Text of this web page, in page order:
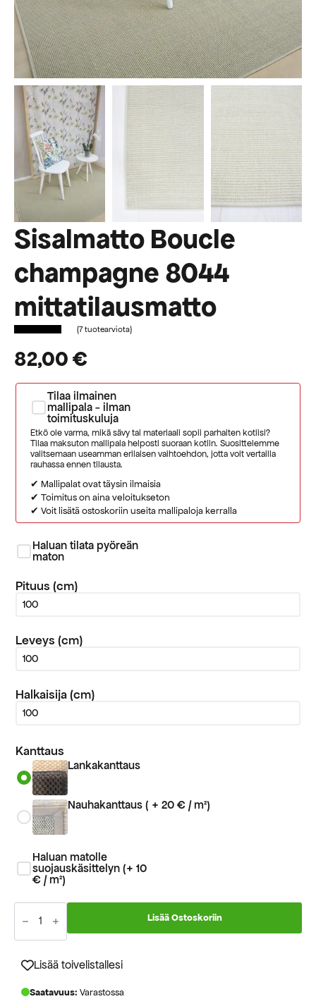
Sisalmatto Boucle
champagne 8044
mittatilausmatto
(7tuotearviota)
82,00€
Tilaa ilmainen
mallipala - ilman
toimituskuluja
Etkö ole varma, mikä sävy tai materiaali sopii parhaiten kotiisi?
Tilaa maksuton mallipala helposti suoraan kotiin. Suosittelemme
valitsemaan useamman erilaisen vaihtoehdon, jotta voit vertailla
rauhassa ennen tilausta.
✔ Mallipalat ovat täysin ilmaisia
✔ Toimitus on aina veloitukseton
✔ Voit lisätä ostoskoriin useita mallipaloja kerralla
Haluan tilata pyöreän
maton
Pituus (cm)
Leveys (cm)
Halkaisija (cm)
Kanttaus
Lankakanttaus
Nauhakanttaus ( + 20 € / m²)
Haluan matolle
suojauskäsittelyn (+ 10
€ / m²)
Sisalmatto
Boucle
champagne
8044
määrä
Lisää Ostoskoriin
Lisää toivelistallesi
Saatavuus: Varastossa